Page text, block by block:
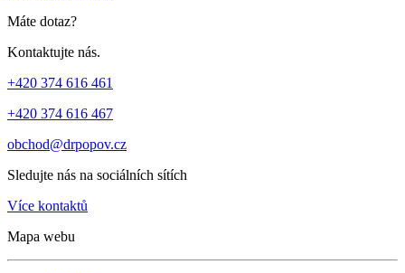
Máte dotaz?
Kontaktujte nás.
+420 374 616 461
+420 374 616 467
obchod@drpopov.cz
Sledujte nás na sociálních sítích
Více kontaktů
Mapa webu